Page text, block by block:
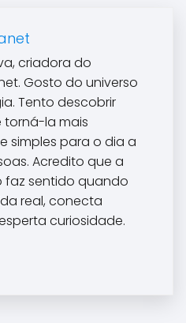
criadora do
Gosto do universo
Tento descobrir
torná-la mais
simples para o dia a
Acredito que a
faz sentido quando
real, conecta
curiosidade.